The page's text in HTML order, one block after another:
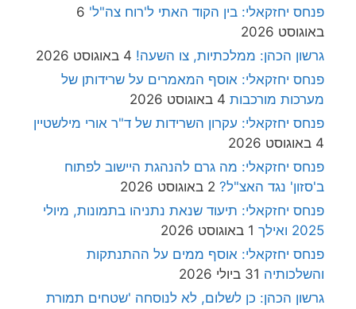
פנחס יחזקאלי: בין הקוד האתי ל'רוח צה"ל' 6
באוגוסט 2026
גרשון הכהן: ממלכתיות, צו השעה! 4 באוגוסט 2026
פנחס יחזקאלי: אוסף המאמרים על שרידותן של
מערכות מורכבות 4 באוגוסט 2026
פנחס יחזקאלי: עקרון השרידות של ד"ר אורי מילשטיין
4 באוגוסט 2026
פנחס יחזקאלי: מה גרם להנהגת היישוב לפתוח
ב'סזון' נגד האצ"ל? 2 באוגוסט 2026
פנחס יחזקאלי: תיעוד שנאת נתניהו בתמונות, מיולי
2025 ואילך
1 באוגוסט 2026
פנחס יחזקאלי: אוסף ממים על ההתנתקות
והשלכותיה 31 ביולי 2026
גרשון הכהן: כן לשלום, לא לנוסחה 'שטחים תמורת